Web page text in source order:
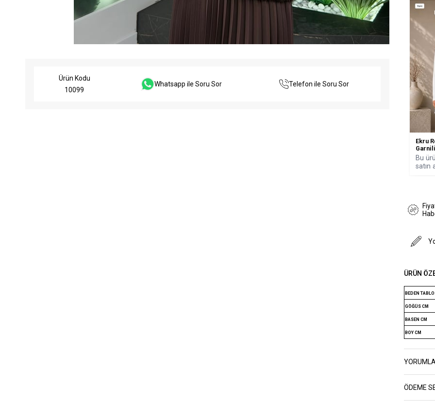
Ürün Kodu
10099
Whatsapp ile Soru Sor Telefon ile Soru Sor
Ekru
Bu
satın
ÜRÜN
BEDEN
GÖĞÜS CM
BASEN CM
BOY CM
ÖDEME